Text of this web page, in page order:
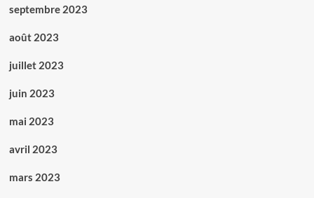
septembre 2023
août 2023
juillet 2023
juin 2023
mai 2023
avril 2023
mars 2023